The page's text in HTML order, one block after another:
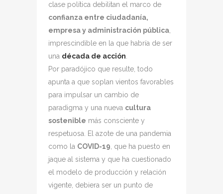
clase política debilitan el marco de
confianza entre ciudadanía,
empresa y administración pública
imprescindible en la que habría de ser
una década de acción
Por paradójico que resulte, todo
apunta a que soplan vientos favorables
para impulsar un cambio de
paradigma y una nueva cultura
sostenible más consciente y
respetuosa. El azote de una pandemia
como la COVID-19 , que ha puesto en
jaque al sistema y que ha cuestionado
el modelo de producción y relación
vigente, debiera ser un punto de